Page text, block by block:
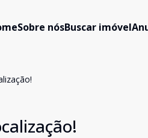
Sobre nósBuscar imóvel